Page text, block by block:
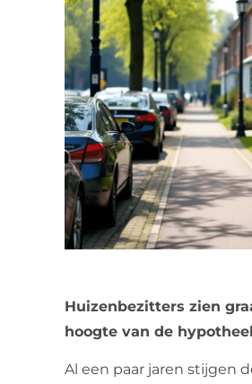
Huizenbezitters zien
hoogte van de
Al een paar jaren stijgen